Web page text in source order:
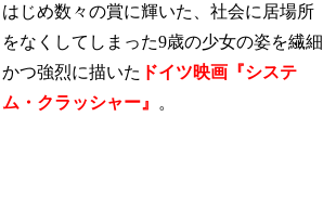
はじめ数々の賞に輝いた、社会に居場所
をなくしてしまった9歳の少女の姿を繊細
かつ強烈に描いた ドイツ映画『システ
ム・クラッシャー』
。